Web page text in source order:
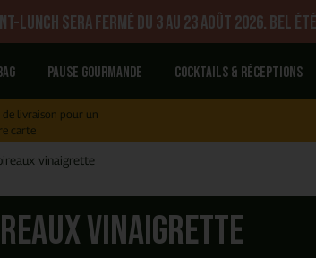
sera fermé du 3 au 23 août 2026. Bel été
Pause gourmande Cocktails & réceptions
livraison pour un
carte
vinaigrette
vinaigrette